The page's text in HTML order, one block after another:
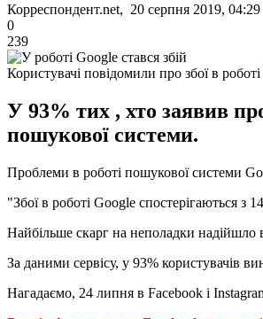
Корреспондент.net, 20 серпня 2019, 04:29
0
239
Користувачі повідомили про збої в
У 93% тих , хто заявив
пошукової системи.
Проблеми в роботі пошукової системи
"Збої в роботі Google спостерігаються
Найбільше скарг на неполадки надійшло
За даними сервісу, у 93% користувачів
Нагадаємо, 24 липня в Facebook і